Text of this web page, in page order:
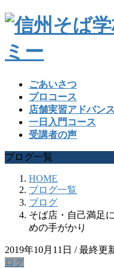
ごあいさつ
プロコース
店舗実習アドバン
一日入門コース
受講者の声
ブログ一覧
HOME
ブログ一覧
ブログ
そば店・自己満足
めの手がかり
2019年10月11日 / 最終更
ログ